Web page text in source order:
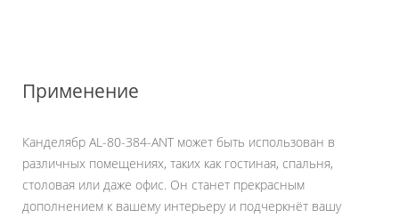
Применение
Канделябр AL-80-384-ANT может быть использован в
различных помещениях, таких как гостиная, спальня,
столовая или даже офис. Он станет прекрасным
дополнением к вашему интерьеру и подчеркнёт вашу